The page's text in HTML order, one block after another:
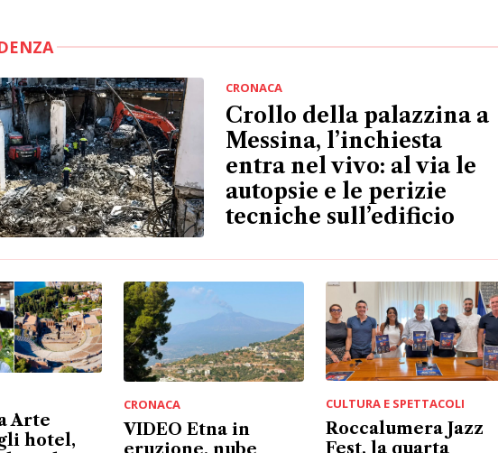
Messina, l’inchiesta
autopsie e le perizie
tecniche sull’edificio
Arte
hotel,
turisti
CRONACA
VIDEO Etna in
eruzione, nube
vulcanica e disagi
Catania
VIDEO
CULTURA E SPETTACOLI
Roccalumera Jazz
Fest, la quarta
edizione punta sul
sulla qualità
musicale